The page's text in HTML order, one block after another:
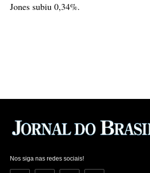
Jones subiu 0,34%.
Nos siga nas redes sociais!